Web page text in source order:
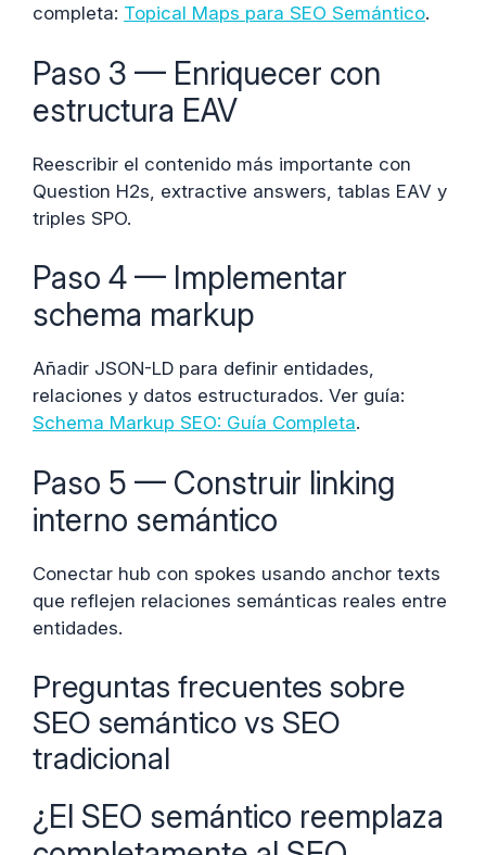
completa: Topical Maps para SEO Semántico.
Paso 3 — Enriquecer con
estructura EAV
Reescribir el contenido más importante con
Question H2s, extractive answers, tablas EAV y
triples SPO.
Paso 4 — Implementar
schema markup
Añadir JSON-LD para definir entidades,
relaciones y datos estructurados. Ver guía:
Schema Markup SEO: Guía Completa.
Paso 5 — Construir linking
interno semántico
Conectar hub con spokes usando anchor texts
que reflejen relaciones semánticas reales entre
entidades.
Preguntas frecuentes sobre
SEO semántico vs SEO
tradicional
¿El SEO semántico reemplaza